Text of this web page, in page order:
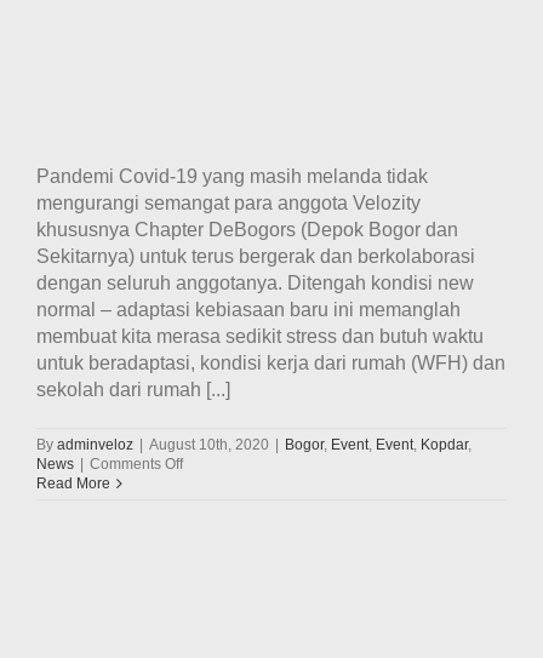
Pandemi Covid-19 yang masih melanda tidak
mengurangi semangat para anggota Velozity
khususnya Chapter DeBogors (Depok Bogor dan
Sekitarnya) untuk terus bergerak dan berkolaborasi
dengan seluruh anggotanya. Ditengah kondisi new
normal – adaptasi kebiasaan baru ini memanglah
membuat kita merasa sedikit stress dan butuh waktu
untuk beradaptasi, kondisi kerja dari rumah (WFH) dan
sekolah dari rumah [...]
By adminveloz | August 10th, 2020 | Bogor, Event Event Kopdar,
News | Comments Offon
Read More